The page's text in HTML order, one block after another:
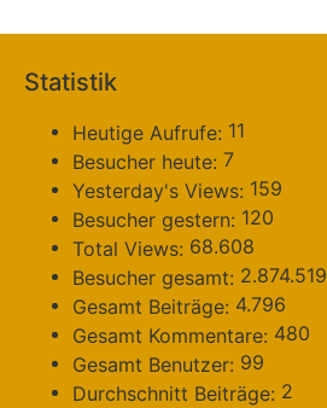
Statistik
Heutige Aufrufe: 11
Besucher heute: 7
Yesterday's Views: 159
Besucher gestern: 120
Total Views: 68.608
Besucher gesamt: 2.874.519
Gesamt Beiträge: 4.796
Gesamt Kommentare: 480
Gesamt Benutzer: 99
Durchschnitt Beiträge: 2